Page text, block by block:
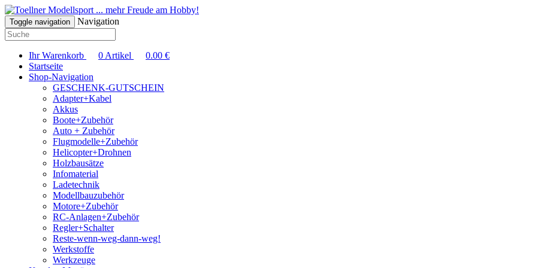
... mehr Freude am Hobby!
Toggle navigation Navigation
Ihr Warenkorb 0 Artikel 0.00 €
Startseite
Shop-Navigation
GESCHENK-GUTSCHEIN
Adapter+Kabel
Akkus
Boote+Zubehör
Auto + Zubehör
Flugmodelle+Zubehör
Helicopter+Drohnen
Holzbausätze
Infomaterial
Ladetechnik
Modellbauzubehör
Motore+Zubehör
RC-Anlagen+Zubehör
Regler+Schalter
Reste-wenn-weg-dann-weg!
Werkstoffe
Werkzeuge